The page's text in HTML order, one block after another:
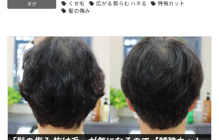
タグ くせ毛 広がる 膨らむ ハネる
特殊カット
髪の傷み